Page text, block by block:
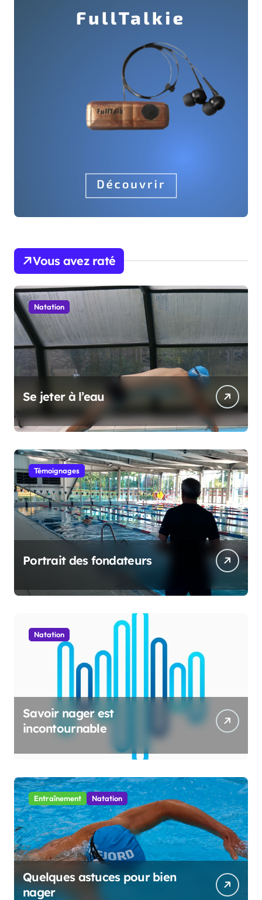
Vous avez raté
Natation
Se jeter à l’eau
Témoignages
Portrait des fondateurs
Natation
Savoir nager est
incontournable
Entraînement Natation
Quelques astuces pour bien
nager